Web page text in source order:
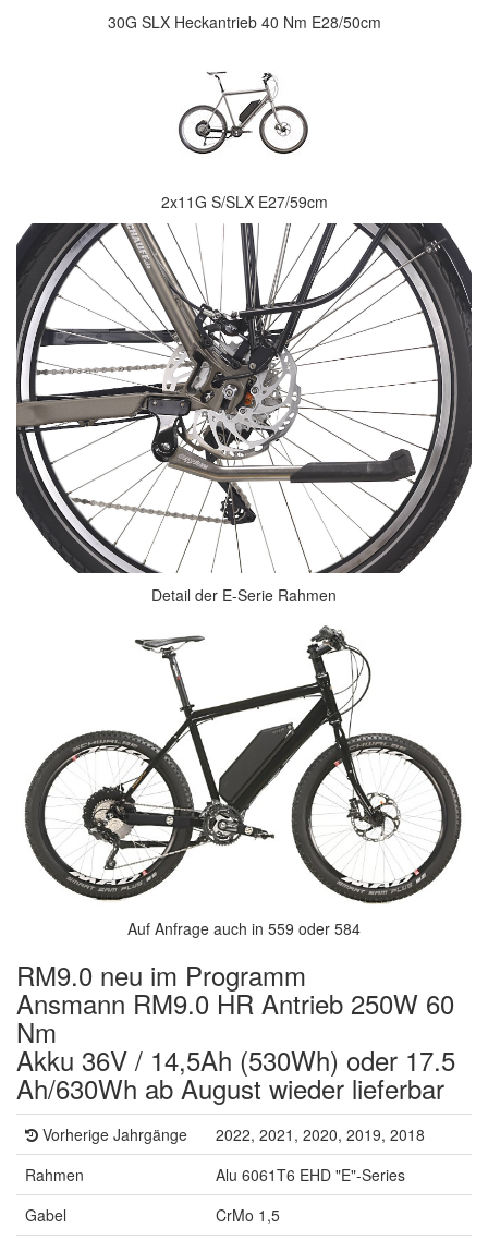
30G SLX Heckantrieb 40 Nm E28/50cm
2x11G S/SLX E27/59cm
Detail der E-Serie Rahmen
Auf Anfrage auch in 559 oder 584
RM9.0 neu im Programm
Ansmann RM9.0 HR Antrieb 250W 60
Nm
Akku 36V / 14,5Ah (530Wh) oder 17.5
Ah/630Wh ab August wieder lieferbar
Vorherige Jahrgänge
2022, 2021, 2020, 2019, 2018
Rahmen
Alu 6061T6 EHD "E"-Series
Gabel
CrMo 1,5